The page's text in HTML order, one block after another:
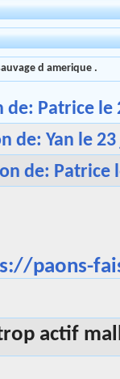
d amerique .
de: Patrice le
de: Yan le
de: Patrice
paons-
actif